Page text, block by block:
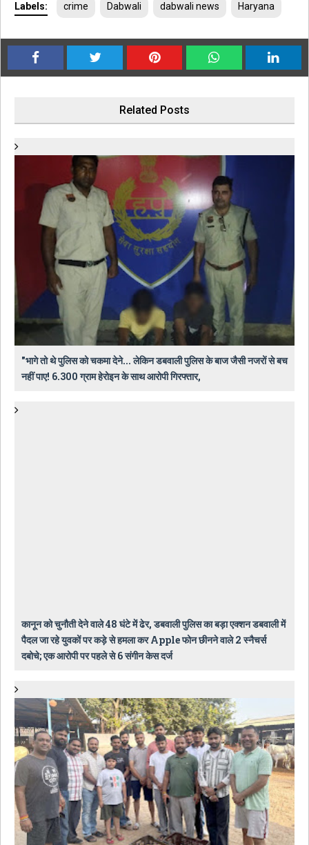
Labels: crime Dabwali dabwali news Haryana
Related Posts
"भागे तो थे पुलिस को चकमा देने... लेकिन डबवाली पुलिस के बाज जैसी नजरों से बच
नहीं पाए! 6.300 ग्राम हेरोइन के साथ आरोपी गिरफ्तार,
कानून को चुनौती देने वाले 48 घंटे में ढेर, डबवाली पुलिस का बड़ा एक्शन डबवाली में
पैदल जा रहे युवकों पर कड़े से हमला कर Apple फोन छीनने वाले 2 स्नैचर्स
दबोचे; एक आरोपी पर पहले से 6 संगीन केस दर्ज